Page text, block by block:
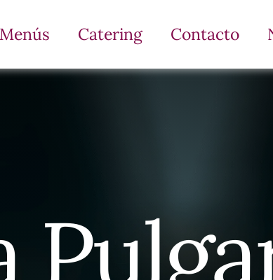
Menús Catering Contacto